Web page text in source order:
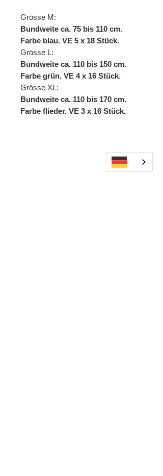
Grösse M:
Bundweite ca. 75 bis 110 cm.
Farbe blau. VE 5 x 18 Stück.
Grösse L:
Bundweite ca. 110 bis 150 cm.
Farbe grün. VE 4 x 16 Stück.
Grösse XL:
Bundweite ca. 110 bis 170 cm.
Farbe flieder. VE 3 x 16 Stück.
472310EG 472311EG 472340EG